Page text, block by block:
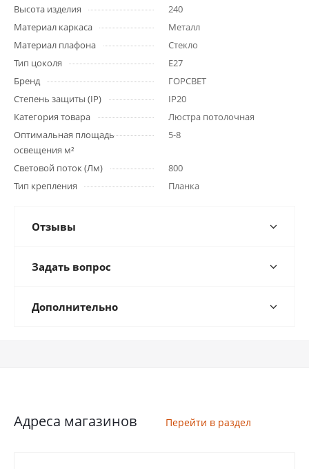
Высота изделия
240
Материал каркаса
Металл
Материал плафона
Стекло
Тип цоколя
E27
Бренд
ГОРСВЕТ
Степень защиты (IP)
IP20
Категория товара
Люстра потолочная
Оптимальная площадь
освещения м²
5-8
Световой поток (Лм)
800
Тип крепления
Планка
Отзывы
Задать вопрос
Дополнительно
Адреса магазинов Перейти в раздел